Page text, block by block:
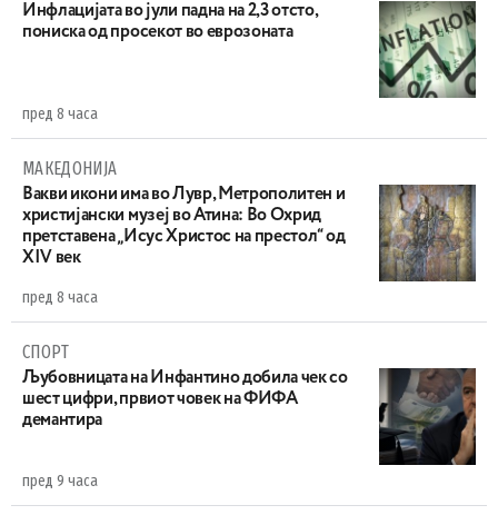
Инфлацијата во јули падна на 2,3 отсто,
пониска од просекот во еврозоната
пред 8 часа
МАКЕДОНИЈА
Вакви икони има во Лувр, Метрополитен и
христијански музеј во Атина: Во Охрид
претставена „Исус Христос на престол“ од
XIV век
пред 8 часа
СПОРТ
Љубовницата на Инфантино добила чек со
шест цифри, првиот човек на ФИФА
демантира
пред 9 часа